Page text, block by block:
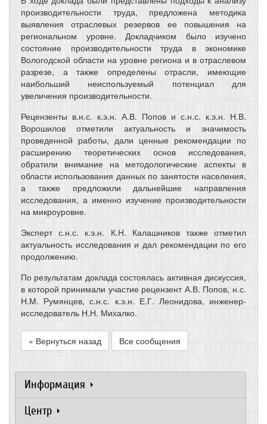
производительности труда, предложена методика
выявления отраслевых резервов ее повышения на
региональном уровне. Докладчиком было изучено
состояние производительности труда в экономике
Вологодской области на уровне региона и в отраслевом
разрезе, а также определены отрасли, имеющие
наибольший неиспользуемый потенциал для
увеличения производительности.
Рецензенты в.н.с. к.э.н. А.В. Попов и с.н.с. к.э.н. Н.В.
Ворошилов отметили актуальность и значимость
проведенной работы, дали ценные рекомендации по
расширению теоретических основ исследования,
обратили внимание на методологические аспекты в
области использования данных по занятости населения,
а также предложили дальнейшие направления
исследования, а именно изучение производительности
на микроуровне.
Эксперт с.н.с. к.э.н. К.Н. Калашников также отметил
актуальность исследования и дал рекомендации по его
продолжению.
По результатам доклада состоялась активная дискуссия,
в которой принимали участие рецензент А.В. Попов, н.с.
Н.М. Румянцев, с.н.с. к.э.н. Е.Г. Леонидова, инженер-
исследователь Н.Н. Михалко.
« Вернуться назад Все сообщения
Информация
Центр